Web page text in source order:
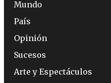
Mundo
País
Opinión
Sucesos
Arte y Espectáculos